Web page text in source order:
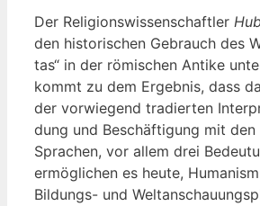
Der Reli­gi­ons­wis­sen­schaft­ler
den his­to­ri­schen Gebrauch des
tas“ in der römi­schen Anti­ke
kommt zu dem Ergeb­nis, dass
der vor­wie­gend tra­dier­ten
dung und Beschäf­ti­gung mit
Spra­chen, vor allem drei
ermög­li­chen es heu­te,
Bil­dungs- und